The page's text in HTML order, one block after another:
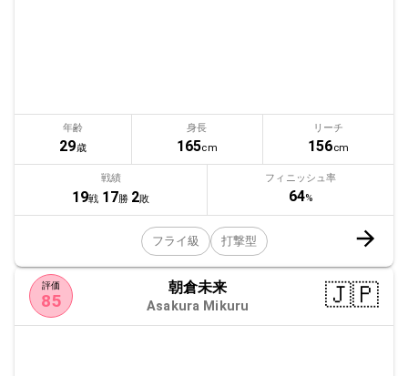
年齢
29歳
身長
165cm
リーチ
156cm
戦績
19戦 17勝 2敗
フィニッシュ率
64%
フライ級 打撃型
評価
85
朝倉未来
Asakura Mikuru 🇯🇵